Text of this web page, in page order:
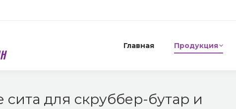
Главная Продукция
сита для скруббер-бутар и